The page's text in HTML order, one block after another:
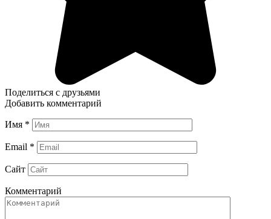
Поделиться с друзьями
Добавить комментарий
Имя *
Email *
Сайт
Комментарий